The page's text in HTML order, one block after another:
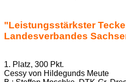
"Leistungsstärkster
Landesverbandes
1. Platz, 300 Pkt.
Cessy von Hildegunds Meute